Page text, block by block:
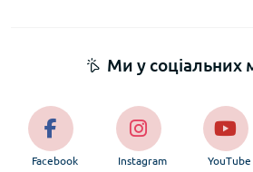
Ми у соціальних
Facebook Instagram YouTube